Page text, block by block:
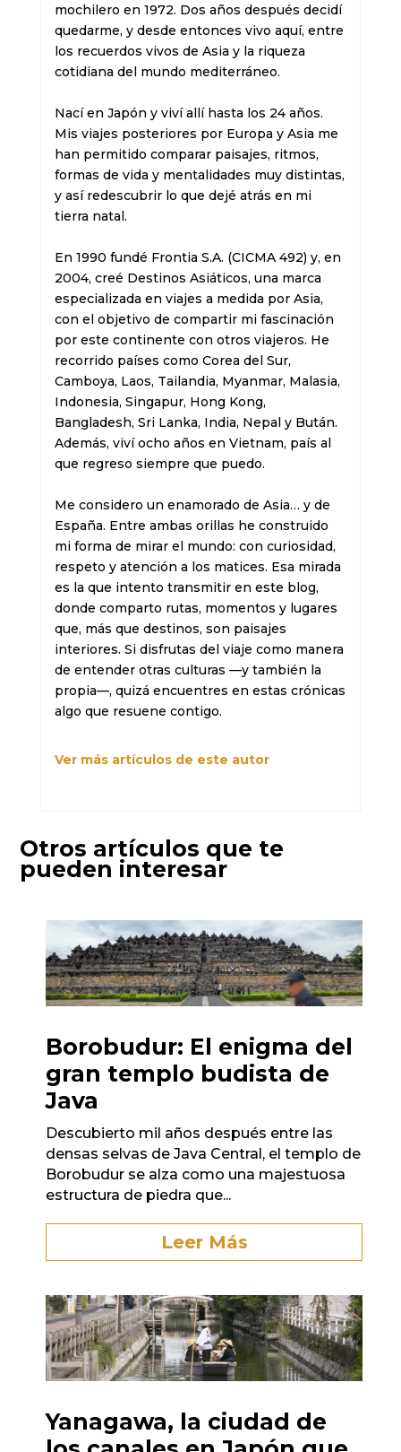
mochilero en 1972. Dos años después decidí
quedarme, y desde entonces vivo aquí, entre
los recuerdos vivos de Asia y la riqueza
cotidiana del mundo mediterráneo.
Nací en Japón y viví allí hasta los 24 años.
Mis viajes posteriores por Europa y Asia me
han permitido comparar paisajes, ritmos,
formas de vida y mentalidades muy distintas,
y así redescubrir lo que dejé atrás en mi
tierra natal.
En 1990 fundé Frontia S.A. (CICMA 492) y, en
2004, creé Destinos Asiáticos, una marca
especializada en viajes a medida por Asia,
con el objetivo de compartir mi fascinación
por este continente con otros viajeros. He
recorrido países como Corea del Sur,
Camboya, Laos, Tailandia, Myanmar, Malasia,
Indonesia, Singapur, Hong Kong,
Bangladesh, Sri Lanka, India, Nepal y Bután.
Además, viví ocho años en Vietnam, país al
que regreso siempre que puedo.
Me considero un enamorado de Asia… y de
España. Entre ambas orillas he construido
mi forma de mirar el mundo: con curiosidad,
respeto y atención a los matices. Esa mirada
es la que intento transmitir en este blog,
donde comparto rutas, momentos y lugares
que, más que destinos, son paisajes
interiores. Si disfrutas del viaje como manera
de entender otras culturas —y también la
propia—, quizá encuentres en estas crónicas
algo que resuene contigo.
Ver más artículos de este autor
Otros artículos que te
pueden interesar
Borobudur: El enigma del
gran templo budista de
Java
Descubierto mil años después entre las
densas selvas de Java Central, el templo de
Borobudur se alza como una majestuosa
estructura de piedra que...
Leer Más
Yanagawa, la ciudad de